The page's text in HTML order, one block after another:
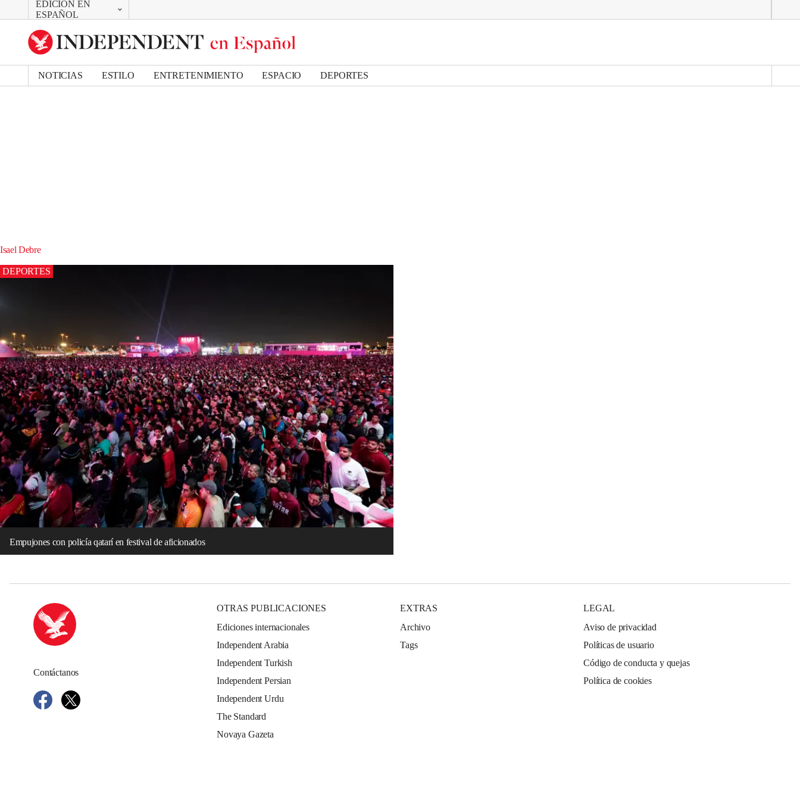
EDICIÓN EN
ESPAÑOL
CAMBIAR
UK Edition
US Edition
NOTICIAS ESTILO ENTRETENIMIENTO ESPACIO DEPORTES
Isael Debre
DEPORTES
Empujones con policía qatarí en festival de aficionados
Contáctanos
OTRAS PUBLICACIONES
Ediciones internacionales
Independent Arabia
Independent Turkish
Independent Persian
Independent Urdu
The Standard
Novaya Gazeta
EXTRAS
Archivo
Tags
LEGAL
Aviso de privacidad
Políticas de usuario
Código de conducta y quejas
Política de cookies